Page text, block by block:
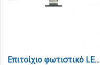
Επιτοίχιο φωτιστικό LED 15W 4000K από πλαστικό σε χρώμιο απόχρωση D:60cm (1043-Α)